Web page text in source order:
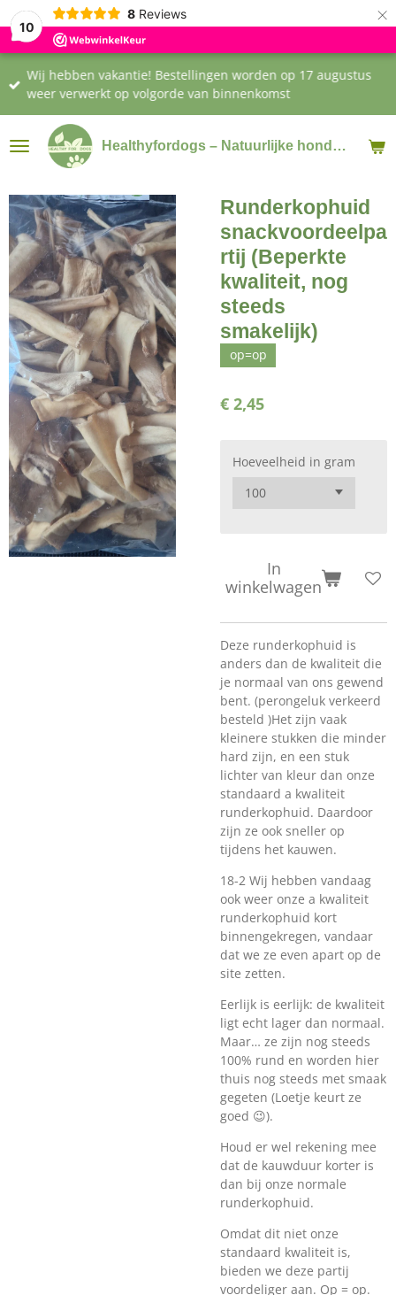
10
8 Reviews ×
Healthyfordogs – Natuurlijke hondensnacks & supplementen
Wij hebben vakantie! Bestellingen worden op 17 augustus
weer verwerkt op volgorde van binnenkomst
Runderkophuid
snackvoordeelpa
rtij (Beperkte
kwaliteit, nog
steeds
smakelijk)
op=op
€ 2,45
Hoeveelheid in gram
In
winkelwagen
Deze runderkophuid is
anders dan de kwaliteit die
je normaal van ons gewend
bent. (perongeluk verkeerd
besteld )Het zijn vaak
kleinere stukken die minder
hard zijn, en een stuk
lichter van kleur dan onze
standaard a kwaliteit
runderkophuid. Daardoor
zijn ze ook sneller op
tijdens het kauwen.
18-2 Wij hebben vandaag
ook weer onze a kwaliteit
runderkophuid kort
binnengekregen, vandaar
dat we ze even apart op de
site zetten.
Eerlijk is eerlijk: de kwaliteit
ligt echt lager dan normaal.
Maar… ze zijn nog steeds
100% rund en worden hier
thuis nog steeds met smaak
gegeten (Loetje keurt ze
goed 😉).
Houd er wel rekening mee
dat de kauwduur korter is
dan bij onze normale
runderkophuid.
Omdat dit niet onze
standaard kwaliteit is,
bieden we deze partij
voordeliger aan. Op = op.